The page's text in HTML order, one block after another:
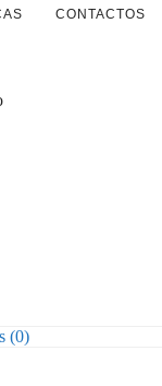
CONTACTOS
(0)